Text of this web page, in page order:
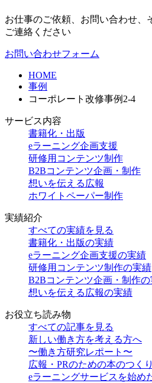
お仕事のご依頼、お問い合わせ、
ご連絡ください
お問い合わせフォーム
HOME
事例
コーポレート改修事例2-4
サービス内容
書籍化・出版
eラーニング企画支援
研修用コンテンツ制作
B2Bコンテンツ企画・制作
想いを伝える広報
ホワイトペーパー制作
実績紹介
すべての実績を見る
書籍化・出版の実績
eラーニング企画支援の実績
研修用コンテンツ制作の実績
B2Bコンテンツ企画・制作
想いを伝える広報の実績
お役立ち読み物
すべての記事を見る
新しい働き方を考える方へ
〜働き方研究レポート〜
広報・PRのための本のつく
eラーニングサービスを始め